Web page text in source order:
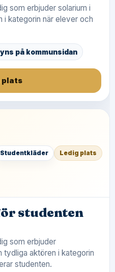
som erbjuder solarium i
i kategorin när elever och
på kommunsidan
plats
Studentkläder Ledig plats
studenten
som erbjuder
tydliga aktören i kategorin
studenten.